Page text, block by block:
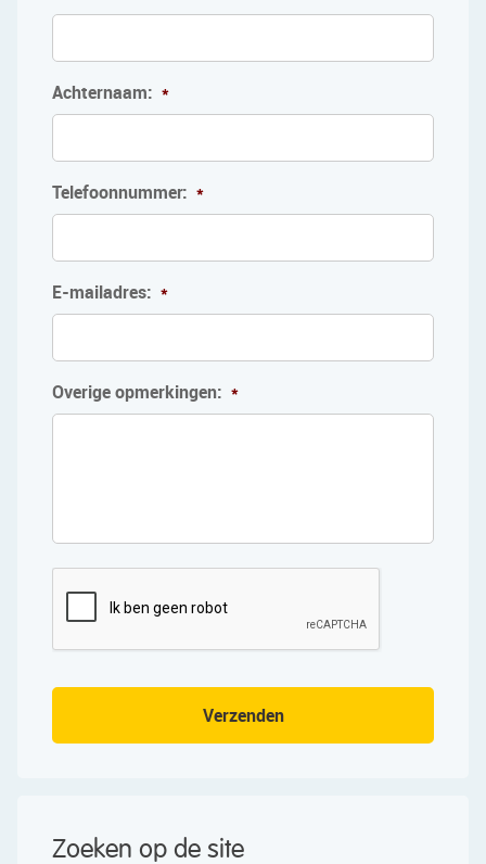
Achternaam: *
Telefoonnummer: *
E-mailadres: *
Overige opmerkingen: *
Verzenden
Zoeken op de site